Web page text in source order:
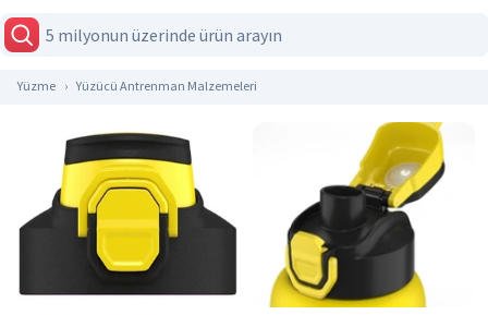
Yüzme Yüzücü Antrenman Malzemeleri